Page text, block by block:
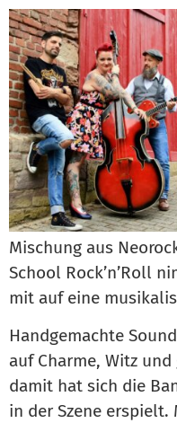
Mischung aus
School Rock’n’Roll
mit auf eine
Handgemachte
auf Charme, Witz
damit hat sich die
in der Szene erspielt.